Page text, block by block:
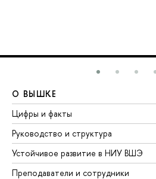
О ВЫШКЕ
Цифры и факты
Руководство и структура
Устойчивое развитие в НИУ ВШЭ
Преподаватели и сотрудники